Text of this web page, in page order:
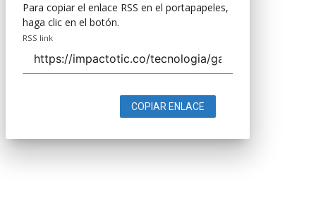
Para copiar el enlace RSS en el portapapeles,
haga clic en el botón.
RSS link
COPIAR ENLACE